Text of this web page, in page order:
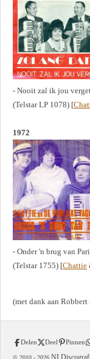
- Nooit zal ik jou
(Telstar LP 1078) [
1972
- Onder 'n brug van
(Telstar 1755) [Chattie
(met dank aan
Delen Deel Pinnen
© 2010 - 2026